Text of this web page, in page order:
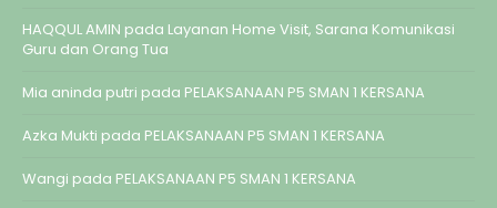
HAQQUL AMIN pada Layanan Home Visit, Sarana Komunikasi
Guru dan Orang Tua
Mia aninda putri pada PELAKSANAAN P5 SMAN 1 KERSANA
Azka Mukti pada PELAKSANAAN P5 SMAN 1 KERSANA
Wangi pada PELAKSANAAN P5 SMAN 1 KERSANA